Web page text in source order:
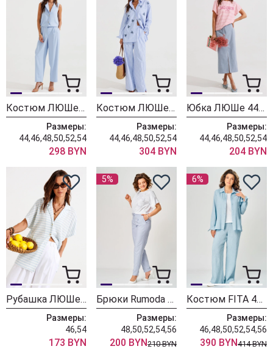
Костюм ЛЮШе 4403 голубой
Размеры:
44,46,48,50,52,54
298 BYN
Костюм ЛЮШе 4410 бело-голубой
Размеры:
44,46,48,50,52,54
304 BYN
Юбка ЛЮШе 4432 голубой
Размеры:
44,46,48,50,52,54
204 BYN
Рубашка ЛЮШе 4437 голубой
Размеры:
46,54
173 BYN
5%
Брюки Rumoda 2296 голубой
Размеры:
48,50,52,54,56
200 BYN210 BYN
6%
Костюм FITA 4244 небесно-голубой + молочны
Размеры:
46,48,50,52,54,56
390 BYN414 BYN